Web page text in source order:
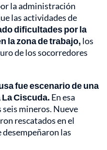
la administración
las actividades de
dificultades por la
la zona de trabajo, los
de los socorredores
fue escenario de una
Ciscuda. En esa
mineros. Nueve
rescatados en el
las